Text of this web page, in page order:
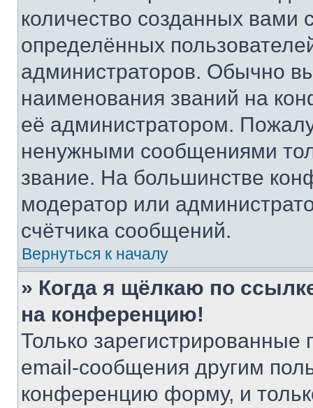
количество созданных
определённых
администраторов. Обычно
наименования званий на
её администратором.
ненужными сообщениями
звание. На большинстве
модератор или
счётчика сообщений.
Вернуться к началу
» Когда я щёлкаю по
на конференцию!
Только зарегистрированные
email-сообщения другим
конференцию форму, и